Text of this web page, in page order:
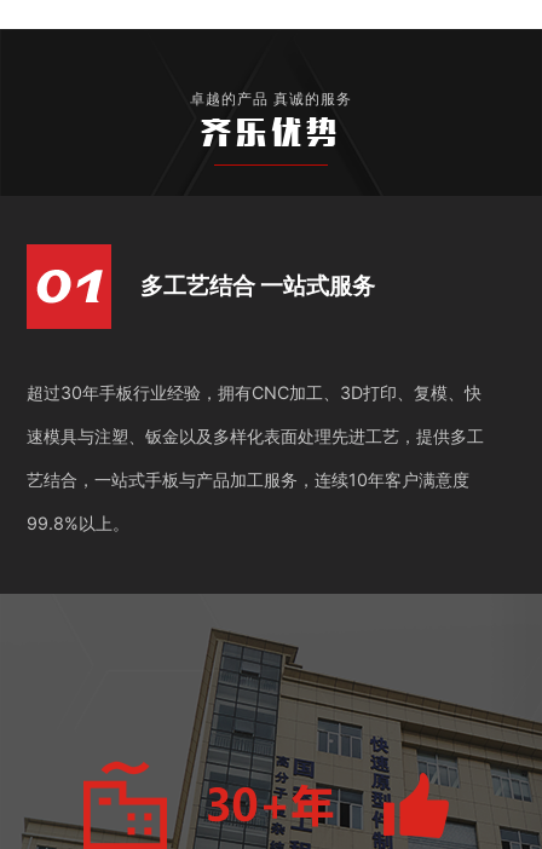
卓越的产品 真诚的服务
齐乐优势
多工艺结合 一站式服务
超过30年手板行业经验，拥有CNC加工、3D打印、复模、快
速模具与注塑、钣金以及多样化表面处理先进工艺，提供多工
艺结合，一站式手板与产品加工服务，连续10年客户满意度
99.8%以上。